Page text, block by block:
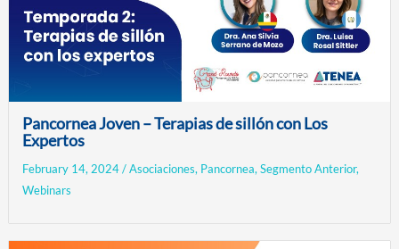
Pancornea Joven – Terapias de sillón con Los
Expertos
February 14, 2024/Asociaciones, Pancornea, Segmento Anterior,
Webinars